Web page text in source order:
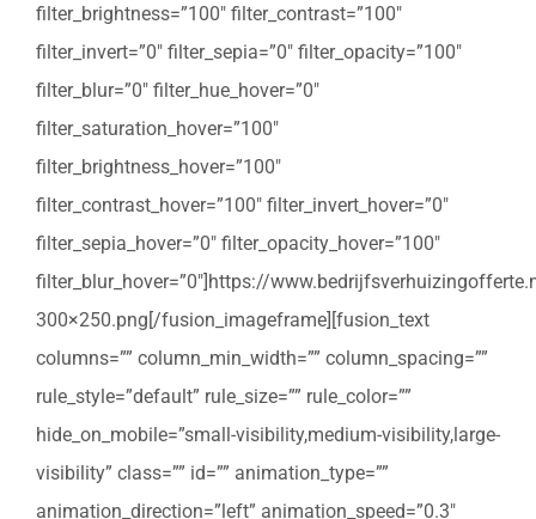
filter_brightness=”100″ filter_contrast=”100″
filter_invert=”0″ filter_sepia=”0″ filter_opacity=”100″
filter_blur=”0″ filter_hue_hover=”0″
filter_saturation_hover=”100″
filter_brightness_hover=”100″
filter_contrast_hover=”100″ filter_invert_hover=”0″
filter_sepia_hover=”0″ filter_opacity_hover=”100″
filter_blur_hover=”0″]https://
300×250.png[/fusion_imageframe][fusion_text
columns=”” column_min_width=”” column_spacing=””
rule_style=”default” rule_size=”” rule_color=””
hide_on_mobile=”small-visibility,medium-visibility,large-
visibility” class=”” id=”” animation_type=””
animation_direction=”left” animation_speed=”0.3″